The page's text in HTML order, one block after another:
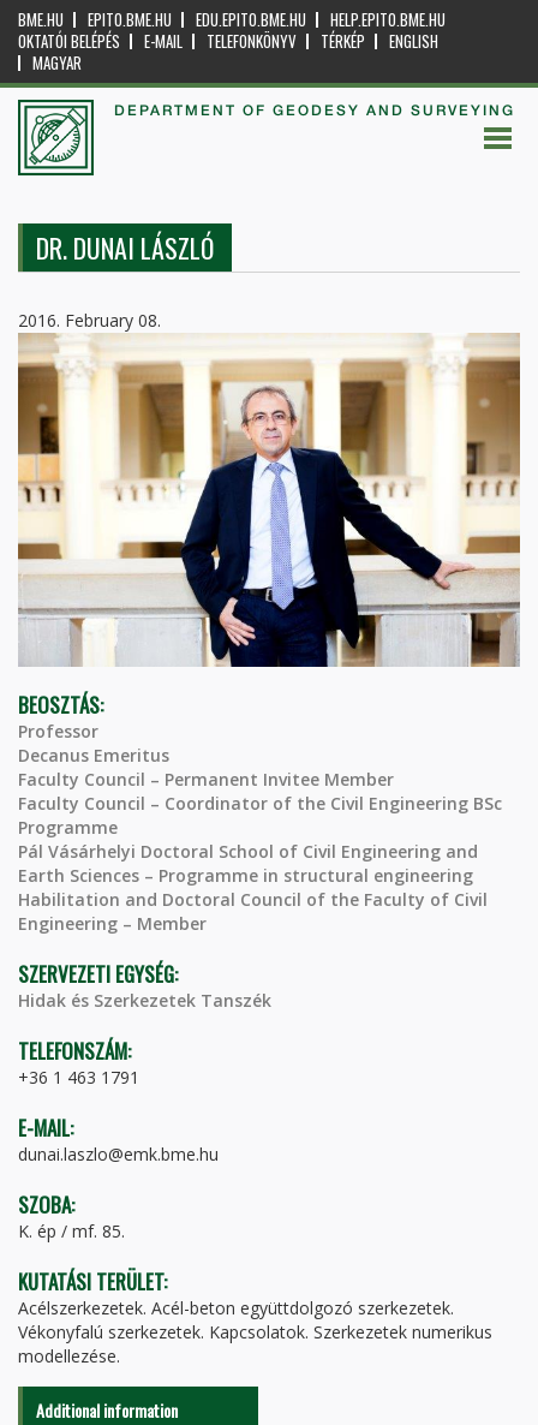
BME.HU EPITO.BME.HU EDU.EPITO.BME.HU
HELP.EPITO.BME.HU
OKTATÓI BELÉPÉS
E-MAIL TELEFONKÖNYV TÉRKÉP
ENGLISH
MAGYAR
DEPARTMENT OF GEODESY AND SURVEYING
DR. DUNAI LÁSZLÓ
2016. February 08.
BEOSZTÁS:
Professor
Decanus Emeritus
Faculty Council – Permanent Invitee Member
Faculty Council – Coordinator of the Civil Engineering BSc
Programme
Pál Vásárhelyi Doctoral School of Civil Engineering and
Earth Sciences – Programme in structural engineering
Habilitation and Doctoral Council of the Faculty of Civil
Engineering – Member
SZERVEZETI EGYSÉG:
Hidak és Szerkezetek Tanszék
TELEFONSZÁM:
+36 1 463 1791
E-MAIL:
dunai.laszlo@emk.bme.hu
SZOBA:
K. ép / mf. 85.
KUTATÁSI TERÜLET:
Acélszerkezetek. Acél-beton együttdolgozó szerkezetek.
Vékonyfalú szerkezetek. Kapcsolatok. Szerkezetek numerikus
modellezése.
Additional information